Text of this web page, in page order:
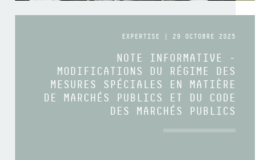
EXPERTISE | 29 OCTOBRE 2025
NOTE INFORMATIVE -
MODIFICATIONS DU RÉGIME DES
MESURES SPÉCIALES EN MATIÈRE
DE MARCHÉS PUBLICS ET DU CODE
DES MARCHÉS PUBLICS